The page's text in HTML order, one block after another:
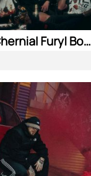
Nasyo Chernia| Fury| Bobo Armani| & N.A.S.I.